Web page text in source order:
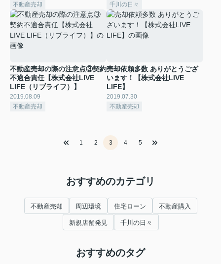
不動産売却
千川の日々
不動産売却の際の注意点③契約
不適合責任【株式会社LIVE
LIFE（リブライフ）】
2019.08.09
不動産売却
売却依頼多数 ありがとうござ
います！【株式会社LIVE
LIFE】
2019.07.30
不動産売却
1 2 3 4 5
おすすめのカテゴリ
不動産売却 周辺環境 住宅ローン 不動産購入
新規店舗発見 千川の日々
おすすめのタグ